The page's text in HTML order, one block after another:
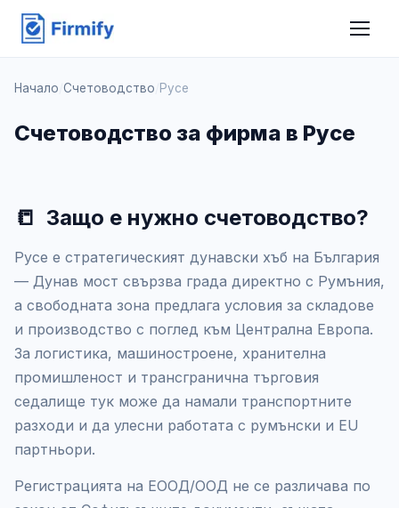
Начало Счетоводство Русе
Счетоводство за фирма в Русе
📒 Защо е нужно счетоводство?
Русе е стратегическият дунавски хъб на България
— Дунав мост свързва града директно с Румъния,
а свободната зона предлага условия за складове
и производство с поглед към Централна Европа.
За логистика, машиностроене, хранителна
промишленост и трансгранична търговия
седалище тук може да намали транспортните
разходи и да улесни работата с румънски и EU
партньори.
Регистрацията на ЕООД/ООД не се различава по